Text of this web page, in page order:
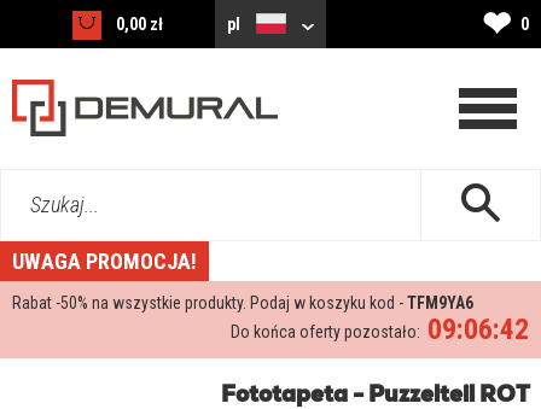
0,00 zł pl ❤ 0
Szukaj...
UWAGA PROMOCJA!
Rabat -50% na wszystkie produkty. Podaj w koszyku kod -TFM9YA6
09:06:42
Do końca oferty pozostało:
Fototapeta - Puzzelteil ROT